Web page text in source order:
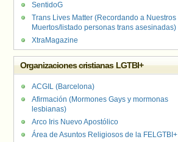
SentidoG
Trans Lives Matter (Recordando a Nuestros
Muertos/listado personas trans asesinadas)
XtraMagazine
Organizaciones cristianas LGTBI+
ACGIL (Barcelona)
Afirmación (Mormones Gays y mormonas
lesbianas)
Arco Iris Nuevo Apostólico
Área de Asuntos Religiosos de la FELGTBI+